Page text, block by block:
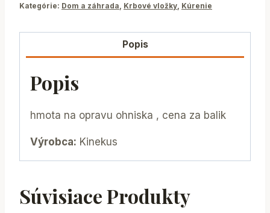
Kategórie: Dom a záhrada, Krbové vložky, Kúrenie
Popis
Popis
hmota na opravu ohniska , cena za balik
Výrobca: Kinekus
Súvisiace Produkty